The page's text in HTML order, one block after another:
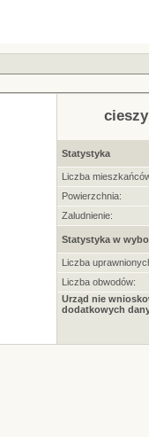
Statystyka
Liczba
Powierzchnia:
Zaludnienie:
Statystyka w
Liczba
Liczba obwodów:
Urząd nie
dodatkowych